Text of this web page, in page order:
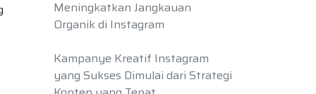
Meningkatkan Jangkauan
Organik di Instagram
Kampanye Kreatif Instagram
yang Sukses Dimulai dari Strategi